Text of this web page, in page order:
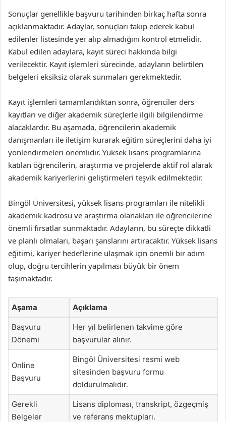
Sonuçlar genellikle başvuru tarihinden birkaç hafta sonra
açıklanmaktadır. Adaylar, sonuçları takip ederek kabul
edilenler listesinde yer alıp almadığını kontrol etmelidir.
Kabul edilen adaylara, kayıt süreci hakkında bilgi
verilecektir. Kayıt işlemleri sürecinde, adayların belirtilen
belgeleri eksiksiz olarak sunmaları gerekmektedir.
Kayıt işlemleri tamamlandıktan sonra, öğrenciler ders
kayıtları ve diğer akademik süreçlerle ilgili bilgilendirme
alacaklardır. Bu aşamada, öğrencilerin akademik
danışmanları ile iletişim kurarak eğitim süreçlerini daha iyi
yönlendirmeleri önemlidir. Yüksek lisans programlarına
katılan öğrencilerin, araştırma ve projelerde aktif rol alarak
akademik kariyerlerini geliştirmeleri teşvik edilmektedir.
Bingöl Üniversitesi, yüksek lisans programları ile nitelikli
akademik kadrosu ve araştırma olanakları ile öğrencilerine
önemli fırsatlar sunmaktadır. Adayların, bu süreçte dikkatli
ve planlı olmaları, başarı şanslarını artıracaktır. Yüksek lisans
eğitimi, kariyer hedeflerine ulaşmak için önemli bir adım
olup, doğru tercihlerin yapılması büyük bir önem
taşımaktadır.
Aşama Açıklama
Başvuru
Dönemi
Her yıl belirlenen takvime göre
başvurular alınır.
Online
Başvuru
Bingöl Üniversitesi resmi web
sitesinden başvuru formu
doldurulmalıdır.
Gerekli
Belgeler
Lisans diploması, transkript, özgeçmiş
ve referans mektupları.